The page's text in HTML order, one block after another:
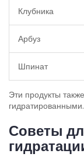
Клубника
Арбуз
Шпинат
Эти продукты
Советы